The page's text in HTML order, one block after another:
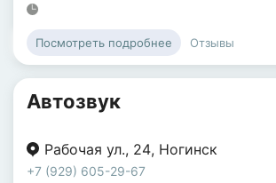
Посмотреть подробнее Отзывы
Автозвук
Рабочая ул., 24, Ногинск
+7 (929) 605-29-67